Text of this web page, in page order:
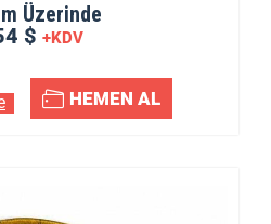
Üzerinde
$ +KDV
HEMEN AL